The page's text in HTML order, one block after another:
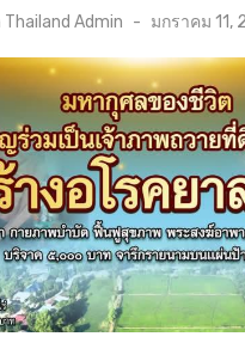
Thailand Admin
P
s
t
e
d
o
n
มกราคม 11,